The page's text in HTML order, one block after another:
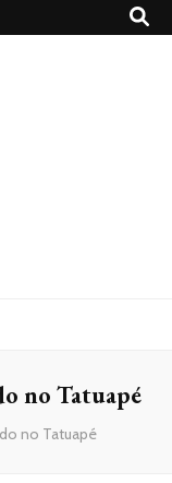
no Tatuapé
no Tatuapé